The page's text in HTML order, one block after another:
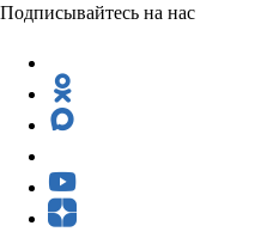
Подписывайтесь на нас